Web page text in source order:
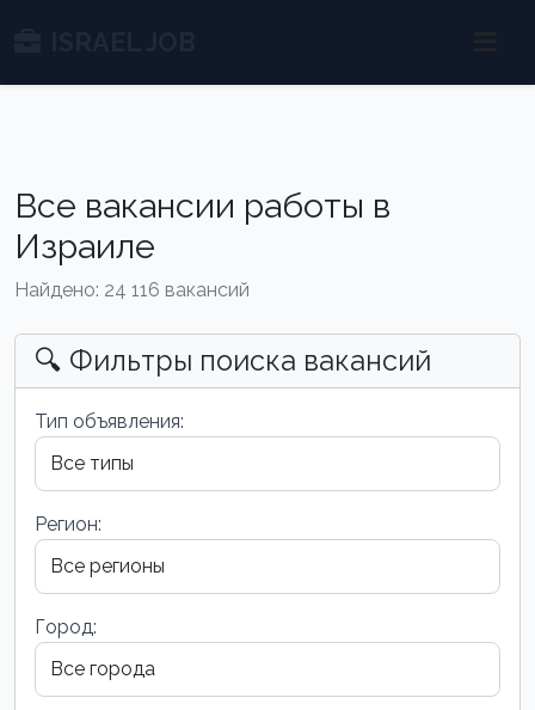
Все вакансии работы в
Израиле
Найдено: 24 116 вакансий
🔍 Фильтры поиска вакансий
Тип объявления:
Регион:
Город: